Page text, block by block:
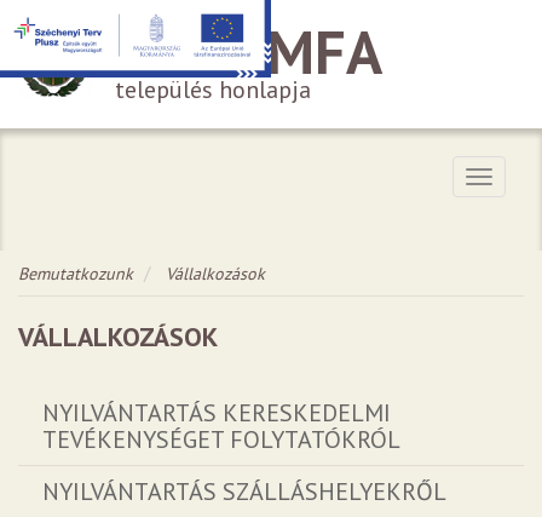
HÁROMFA
település honlapja
Menü
Bemutatkozunk Vállalkozások
VÁLLALKOZÁSOK
NYILVÁNTARTÁS KERESKEDELMI
TEVÉKENYSÉGET FOLYTATÓKRÓL
NYILVÁNTARTÁS SZÁLLÁSHELYEKRŐL